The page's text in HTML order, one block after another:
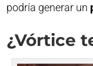
podría generar un
¿Vórtice